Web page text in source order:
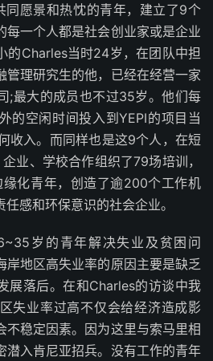
同愿景和热忱的青年，建立了9个
每一个人都是社会创业家或是企业
的Charles当时24岁，在团队中担
管理研究生的他，已经在经营一家
;最大的成员也不过35岁。他们每
的空闲时间投入到YEPI的项目当
收入。而同样也是这9个人，在短
业、学校合作组织了79场培训，
化青年，创造了逾200个工作机
感和环保意识的社会企业。
岁的青年解决失业及贫困问
岸地区高失业率的原因主要是缺乏
展落后。在和Charles的访谈中我
失业率过高不仅会给经济造成影
不稳定因素。因为这里与索马里相
潜入肯尼亚招兵。没有工作的青年